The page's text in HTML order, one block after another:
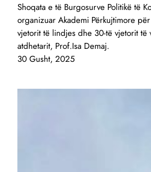
Shoqata e të Burgosurve Politikë të
organizuar Akademi Përkujtimore
vjetorit të lindjes dhe 30-të vjetorit të
atdhetarit, Prof.Isa Demaj.
30 Gusht, 2025